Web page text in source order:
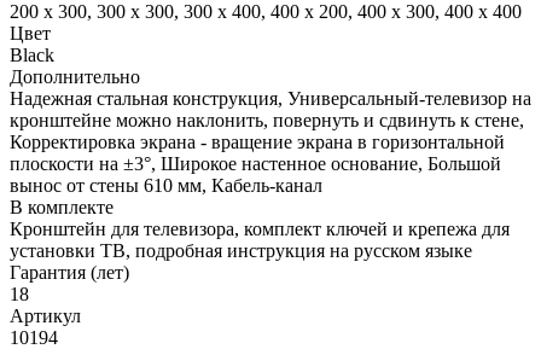
200 x 300, 300 x 300, 300 x 400, 400 x 200, 400 x 300, 400 x 400
Цвет
Black
Дополнительно
Надежная стальная конструкция, Универсальный-телевизор на
кронштейне можно наклонить, повернуть и сдвинуть к стене,
Корректировка экрана - вращение экрана в горизонтальной
плоскости на ±3°, Широкое настенное основание, Большой
вынос от стены 610 мм, Кабель-канал
В комплекте
Кронштейн для телевизора, комплект ключей и крепежа для
установки ТВ, подробная инструкция на русском языке
Гарантия (лет)
18
Артикул
10194